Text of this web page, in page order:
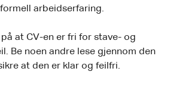
arbeidserfaring.
på at CV-en er fri for stave- og
Be noen andre lese gjennom den
at den er klar og feilfri.